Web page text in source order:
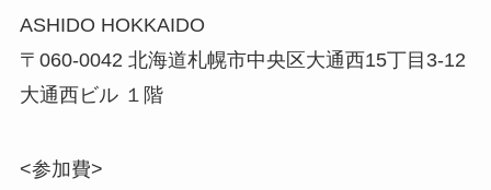
ASHIDO HOKKAIDO
〒060-0042 北海道札幌市中央区大通西15丁目3-12
大通西ビル １階
<参加費>